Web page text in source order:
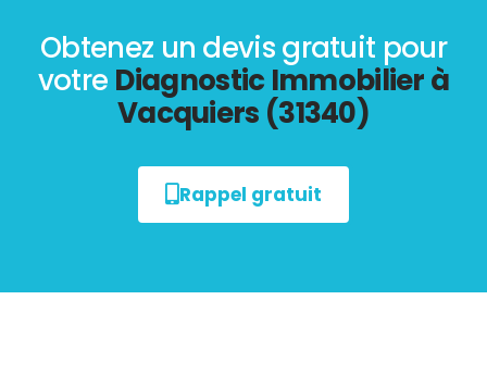
Obtenez un devis gratuit pour
votre Diagnostic Immobilier à
Vacquiers (31340)
Rappel gratuit